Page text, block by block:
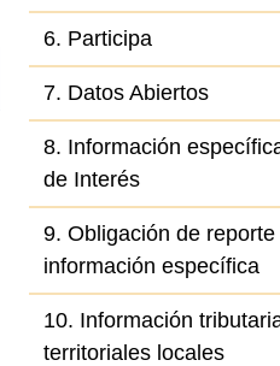
6. Participa
7. Datos Abiertos
8. Información
de Interés
9. Obligación de reporte
información específica
10. Información
territoriales locales